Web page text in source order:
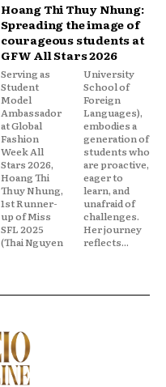
Hoang Thi Thuy Nhung:
Spreading the image of
courageous students at
GFW All Stars 2026
Serving as
Student
Model
Ambassador
at Global
Fashion
Week All
Stars 2026,
Hoang Thi
Thuy Nhung,
1st Runner-
up of Miss
SFL 2025
(Thai Nguyen
University
School of
Foreign
Languages),
embodies a
generation of
students who
are proactive,
eager to
learn, and
unafraid of
challenges.
Her journey
reflects...